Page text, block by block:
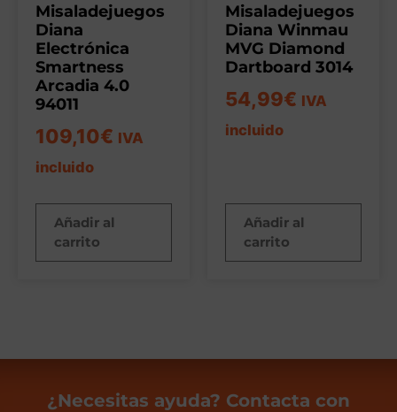
Misaladejuegos
Diana
Electrónica
Smartness
Arcadia 4.0
94011
109,10€ IVA
incluido
Añadir al
carrito
Misaladejuegos
Diana Winmau
MVG Diamond
Dartboard 3014
54,99€ IVA
incluido
Añadir al
carrito
¿Necesitas ayuda? Contacta con